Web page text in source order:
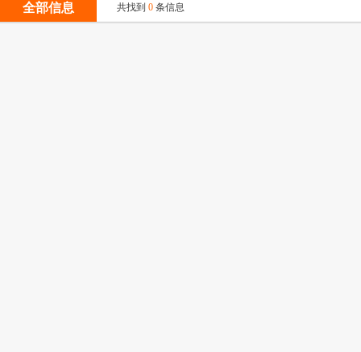
全部信息 共找到 0 条信息